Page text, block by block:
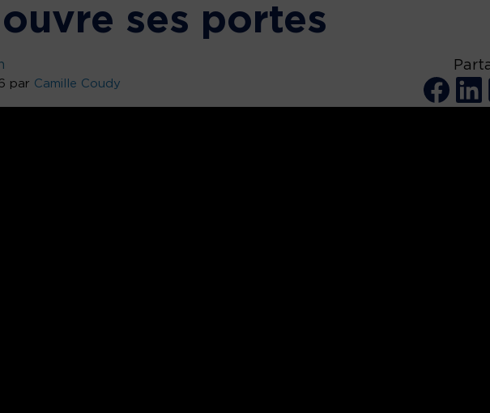
ses portes
par Camille Coudy